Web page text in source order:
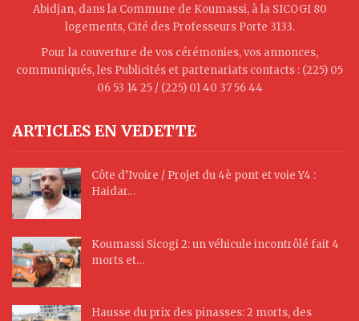
Abidjan, dans la Commune de Koumassi, à la SICOGI 80
logements, Cité des Professeurs Porte 3133.
Pour la couverture de vos cérémonies, vos annonces,
communiqués, les Publicités et partenariats contacts : (225) 05
06 53 14 25 / (225) 01 40 37 56 44
ARTICLES EN VEDETTE
Côte d’Ivoire / Projet du 4è pont et voie Y4 :
Haidar…
Koumassi Sicogi 2: un véhicule incontrôlé fait 4
morts et…
Hausse du prix des pinasses: 2 morts, des